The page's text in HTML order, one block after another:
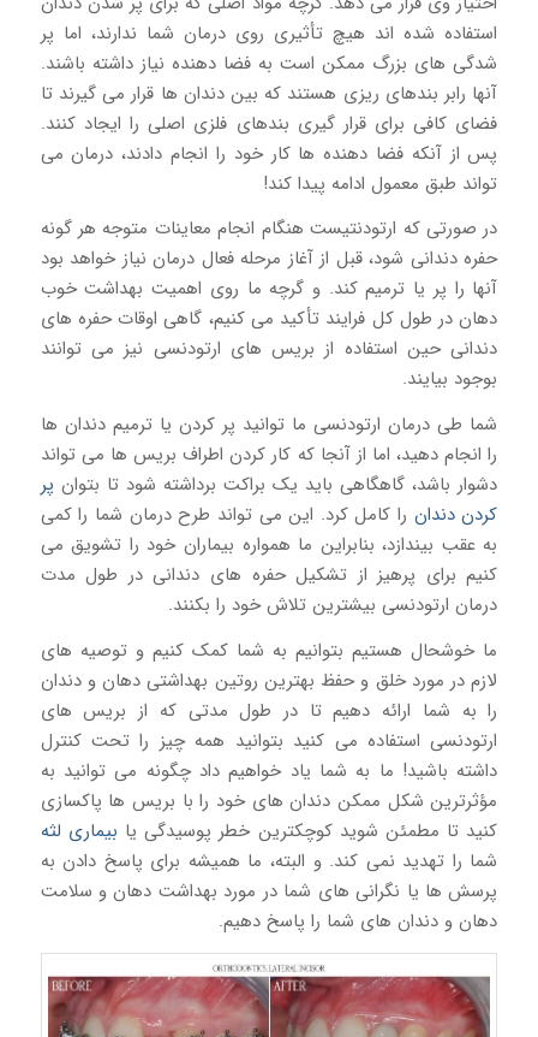
استفاده شده اند هیچ تأثیری روی درمان شما ندارند، اما پر
شدگی های بزرگ ممکن است به فضا دهنده نیاز داشته باشند.
آنها رابر بندهای ریزی هستند که بین دندان ها قرار می گیرند تا
فضای کافی برای قرار گیری بندهای فلزی اصلی را ایجاد کنند.
پس از آنکه فضا دهنده ها کار خود را انجام دادند، درمان می
تواند طبق معمول ادامه پیدا کند!
در صورتی که ارتودنتیست هنگام انجام معاینات متوجه هر گونه
حفره دندانی شود، قبل از آغاز مرحله فعال درمان نیاز خواهد بود
آنها را پر یا ترمیم کند. و گرچه ما روی اهمیت بهداشت خوب
دهان در طول کل فرایند تأکید می کنیم، گاهی اوقات حفره های
دندانی حین استفاده از بریس های ارتودنسی نیز می توانند
بوجود بیایند.
شما طی درمان ارتودنسی ما توانید پر کردن یا ترمیم دندان ها
را انجام دهید، اما از آنجا که کار کردن اطراف بریس ها می تواند
دشوار باشد، گاهگاهی باید یک براکت برداشته شود تا بتوان پر
کردن دندان را کامل کرد. این می تواند طرح درمان شما را کمی
به عقب بیندازد، بنابراین ما همواره بیماران خود را تشویق می
کنیم برای پرهیز از تشکیل حفره های دندانی در طول مدت
درمان ارتودنسی بیشترین تلاش خود را بکنند.
ما خوشحال هستیم بتوانیم به شما کمک کنیم و توصیه های
لازم در مورد خلق و حفظ بهترین روتین بهداشتی دهان و دندان
را به شما ارائه دهیم تا در طول مدتی که از بریس های
ارتودنسی استفاده می کنید بتوانید همه چیز را تحت کنترل
داشته باشید! ما به شما یاد خواهیم داد چگونه می توانید به
مؤثرترین شکل ممکن دندان های خود را با بریس ها پاکسازی
کنید تا مطمئن شوید کوچکترین خطر پوسیدگی یا بیماری لثه
شما را تهدید نمی کند. و البته، ما همیشه برای پاسخ دادن به
پرسش ها یا نگرانی های شما در مورد بهداشت دهان و سلامت
دهان و دندان های شما را پاسخ دهیم.